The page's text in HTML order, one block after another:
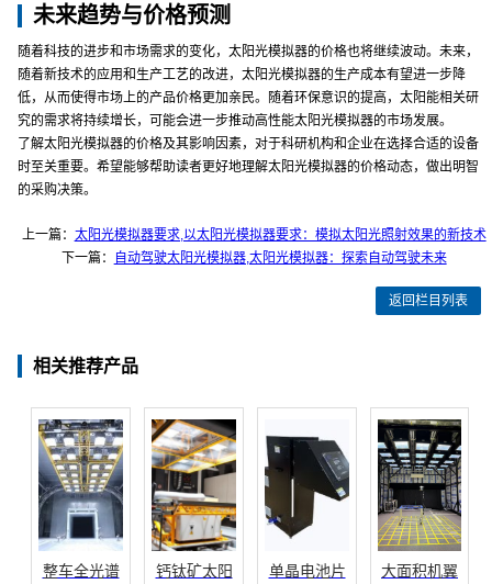
未来趋势与价格预测
随着科技的进步和市场需求的变化，太阳光模拟器的价格也将继续波动。未来，
随着新技术的应用和生产工艺的改进，太阳光模拟器的生产成本有望进一步降
低，从而使得市场上的产品价格更加亲民。随着环保意识的提高，太阳能相关研
究的需求将持续增长，可能会进一步推动高性能太阳光模拟器的市场发展。
了解太阳光模拟器的价格及其影响因素，对于科研机构和企业在选择合适的设备
时至关重要。希望能够帮助读者更好地理解太阳光模拟器的价格动态，做出明智
的采购决策。
上一篇： 太阳光模拟器要求,以太阳光模拟器要求：模拟太阳光照射效果的新技术
下一篇：
自动驾驶太阳光模拟器,太阳光模拟器：探索自动驾驶未来
返回栏目列表
相关推荐产品
整车全光谱
钙钛矿太阳
单晶电池片
大面积机翼